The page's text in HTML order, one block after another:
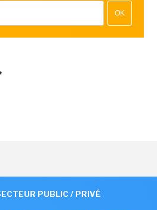
OK
PUBLIC / PRIVÉ